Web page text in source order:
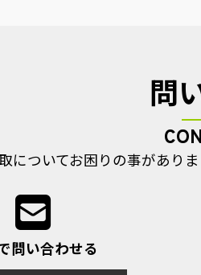
問
についてお困りの事があり
問い合わせる